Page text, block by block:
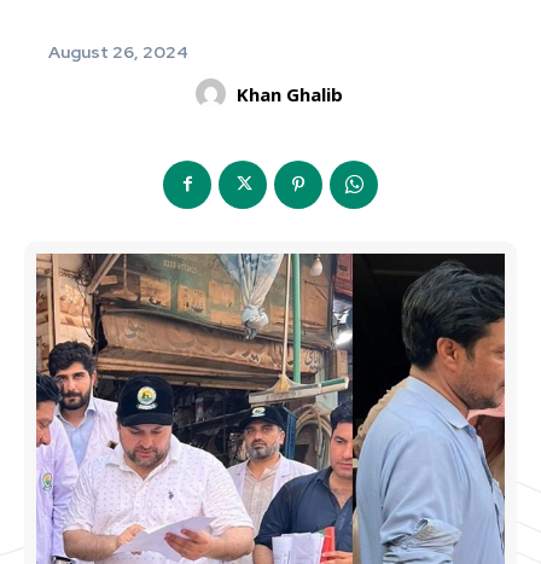
August 26, 2024
Khan Ghalib